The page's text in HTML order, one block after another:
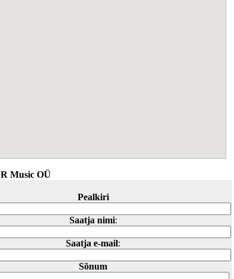
R Music OÜ
Pealkiri
Saatja nimi:
Saatja e-mail:
Sõnum